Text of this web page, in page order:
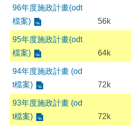
96年度施政計畫(odt
檔案)
56k
95年度施政計畫(odt
檔案)
64k
94年度施政計畫 (od
t檔案)
72k
93年度施政計畫 (od
t檔案)
72k